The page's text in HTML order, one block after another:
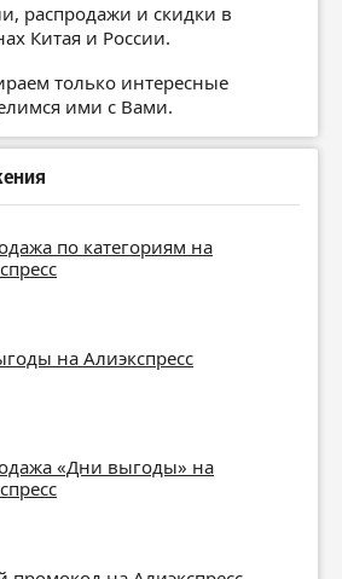
распродажи и скидки в
Китая и России.
только интересные
ими с Вами.
по категориям на
на Алиэкспресс
«Дни выгоды» на